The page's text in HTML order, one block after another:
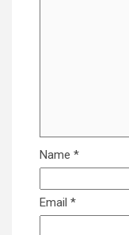
Name *
Email *